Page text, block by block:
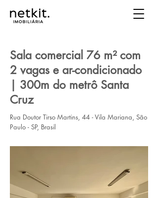
Sala comercial 76 m² com
2 vagas e ar-condicionado
| 300m do metrô Santa
Cruz
Rua Doutor Tirso Martins, 44 - Vila Mariana, São
Paulo - SP, Brasil